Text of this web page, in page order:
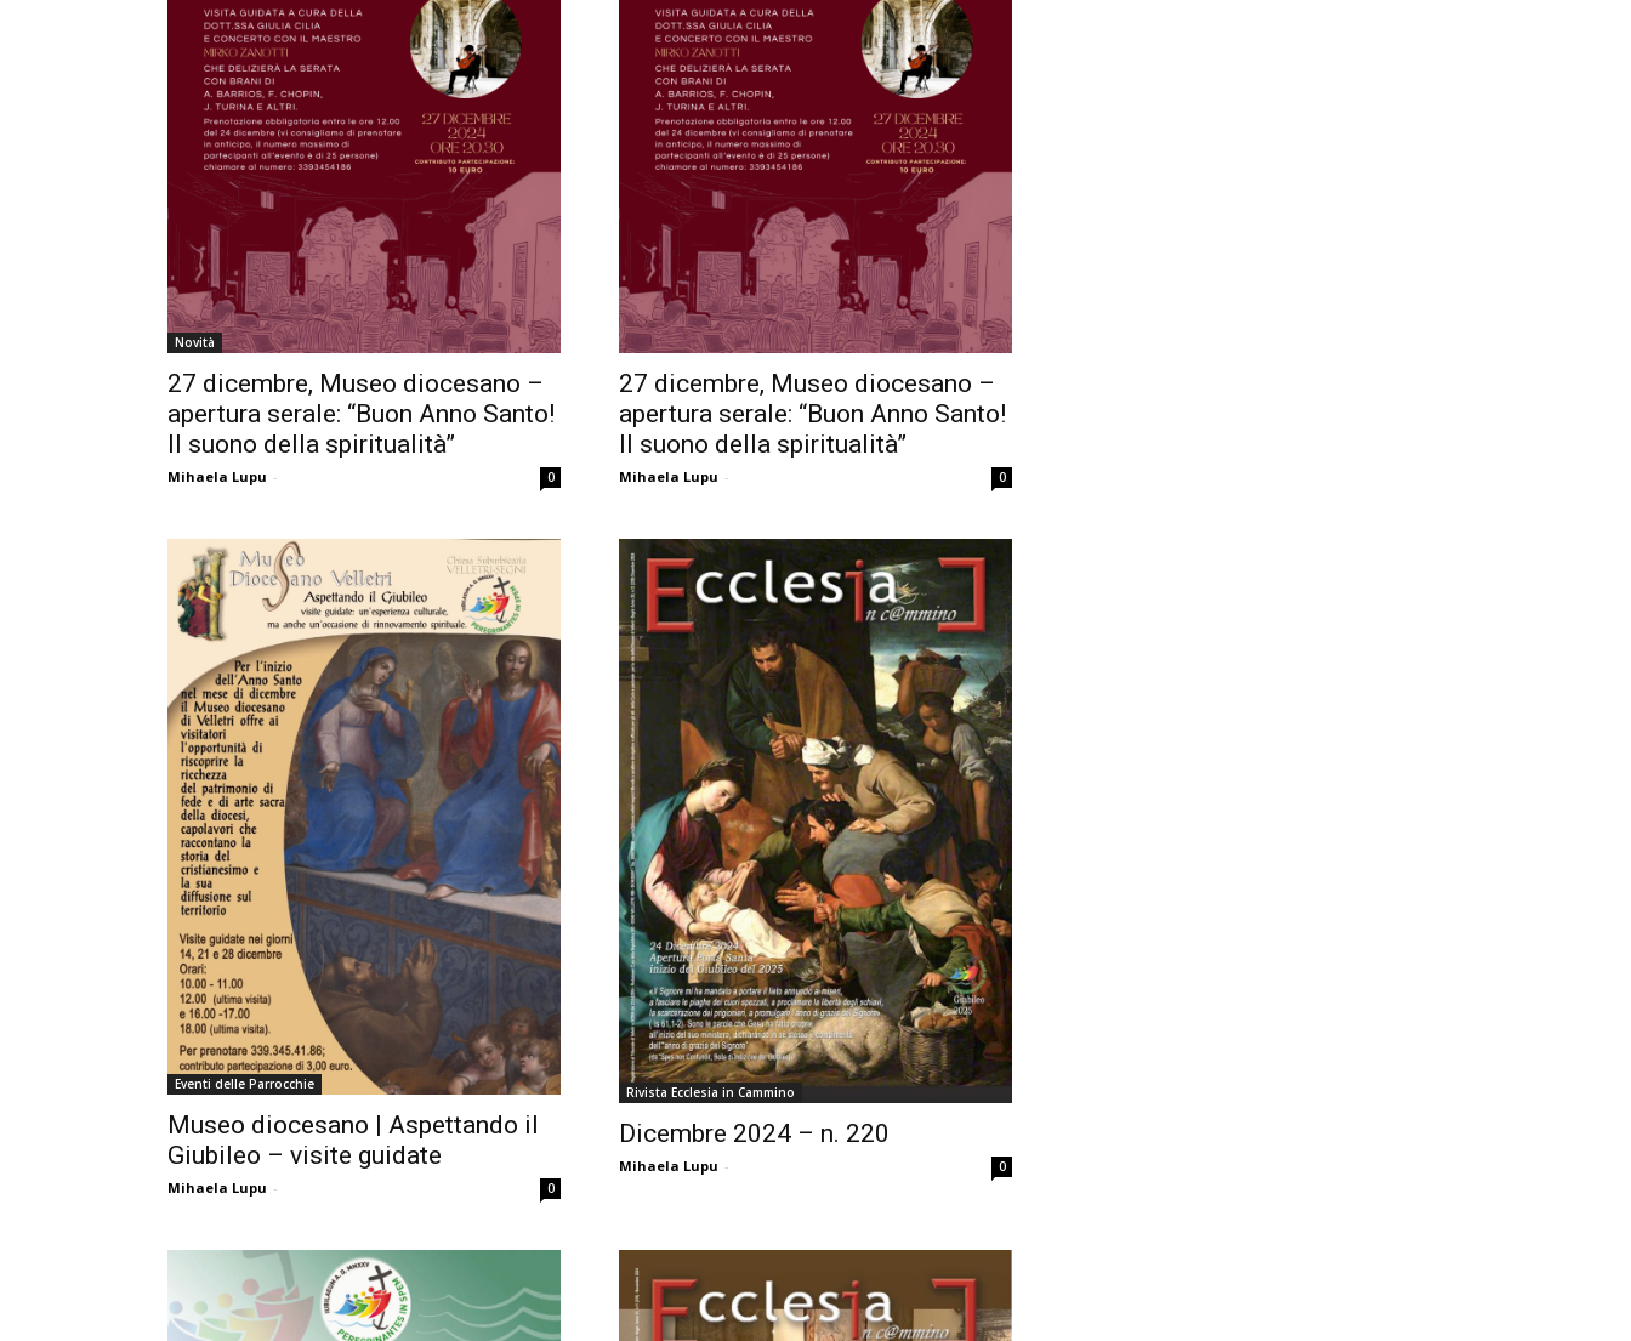
Novità
27 dicembre, Museo diocesano –
apertura serale: “Buon Anno Santo!
Il suono della spiritualità”
Mihaela Lupu - 0
27 dicembre, Museo diocesano –
apertura serale: “Buon Anno Santo!
Il suono della spiritualità”
Mihaela Lupu - 0
Eventi delle Parrocchie
Museo diocesano | Aspettando il
Giubileo – visite guidate
Mihaela Lupu - 0
Rivista Ecclesia in Cammino
Dicembre 2024 – n. 220
Mihaela Lupu - 0